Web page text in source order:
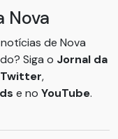
Nova
de Nova
Siga o Jornal da
Twitter,
e no YouTube.